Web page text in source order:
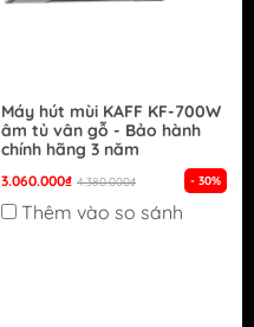
Máy hút mùi KAFF KF-700W
âm tủ vân gỗ - Bảo hành
chính hãng 3 năm
3.060.000₫ 4.380.000₫ - 30%
Thêm vào so sánh